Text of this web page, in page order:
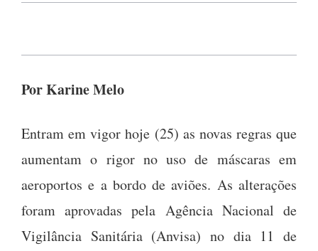
Por Karine Melo
Entram em vigor hoje (25) as novas regras que
aumentam o rigor no uso de máscaras em
aeroportos e a bordo de aviões. As alterações
foram aprovadas pela Agência Nacional de
Vigilância Sanitária (Anvisa) no dia 11 de